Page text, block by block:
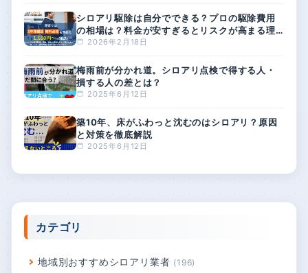
シロアリ駆除は自分でできる？プロの駆除費用
の相場は？料金が安すぎるとリスクが高まる理
由 2026年2月18日
梅雨前が分かれ道。シロアリ点検で得する人・
損する人の差とは？
2025年6月12日
築10年、床がふわっと沈むのはシロアリ？原因
と対策を徹底解説
2025年6月12日
カテゴリ
地域別おすすめシロアリ業者 196